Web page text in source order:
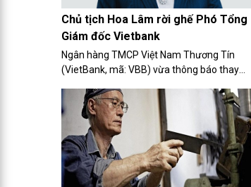
Chủ tịch Hoa Lâm rời ghế Phó Tổng
Giám đốc Vietbank
Ngân hàng TMCP Việt Nam Thương Tín
(VietBank, mã: VBB) vừa thông báo thay
này miễn nhiệm chức danh Phó Tổng Giám
đốc đối với bà Trần Thị Lâm theo nguyện
vọng cá nhân kể từ ngày 26/3.